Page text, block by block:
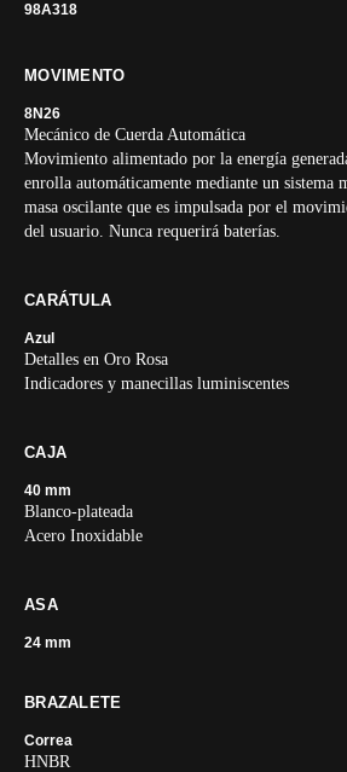
98A318
MOVIMENTO
8N26
Mecánico de Cuerda Automática
Movimiento alimentado por la energía
enrolla automáticamente mediante un sistema
masa oscilante que es impulsada por el
del usuario. Nunca requerirá baterías.
CARÁTULA
Azul
Detalles en Oro Rosa
Indicadores y manecillas luminiscentes
CAJA
40 mm
Blanco-plateada
Acero Inoxidable
ASA
24 mm
BRAZALETE
Correa
HNBR